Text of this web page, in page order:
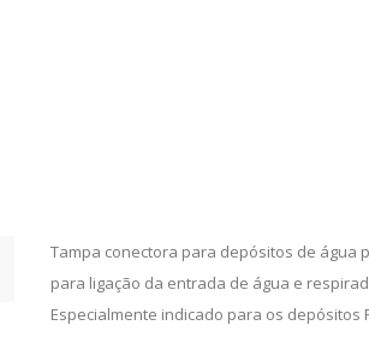
Tampa conectora para depósitos de água
para ligação da entrada de água e
Especialmente indicado para os depósitos